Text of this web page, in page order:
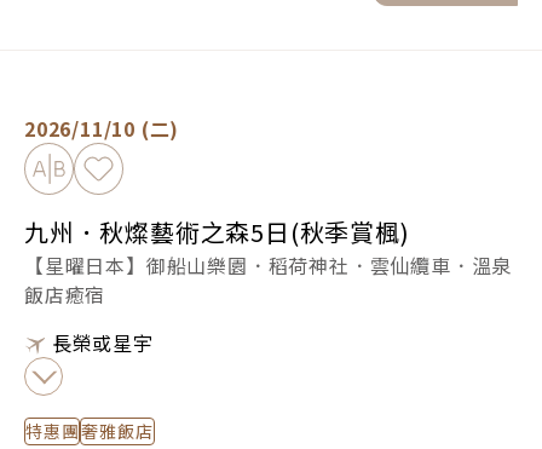
2026/11/10 (二)
加入比較加入最愛
九州．秋燦藝術之森5日(秋季賞楓)
【星曜日本】御船山樂園．稻荷神社．雲仙纜車．溫泉
飯店癒宿
長榮或星宇
特惠團奢雅飯店